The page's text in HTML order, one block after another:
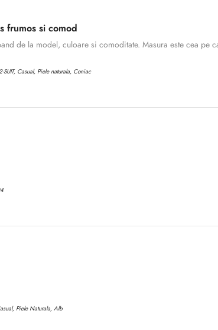
frumos si comod
de la model, culoare si comoditate. Masura este cea
Casual, Piele naturala, Coniac
Piele Naturala, Alb
Confirm your age
Are you 18 years old or older?